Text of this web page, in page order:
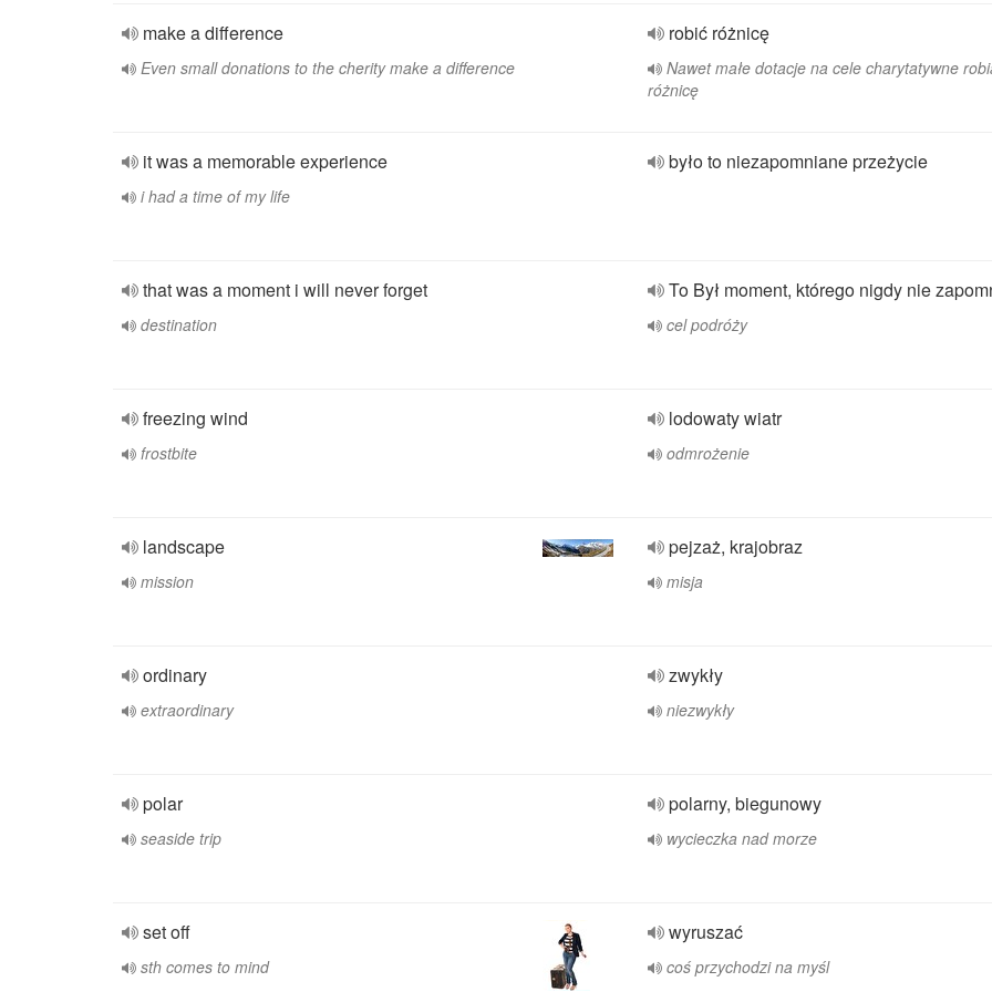
make a difference
Even small donations to the cherity make a difference
robić różnicę
Nawet małe dotacje na cele charytatywne
różnicę
it was a memorable experience
i had a time of my life
było to niezapomniane przeżycie
that was a moment i will never forget
destination
To Był moment, którego nigdy nie
cel podróży
freezing wind
frostbite
lodowaty wiatr
odmrożenie
landscape
mission
pejzaż, krajobraz
misja
ordinary
extraordinary
zwykły
niezwykły
polar
seaside trip
polarny, biegunowy
wycieczka nad morze
set off
sth comes to mind
wyruszać
coś przychodzi na myśl